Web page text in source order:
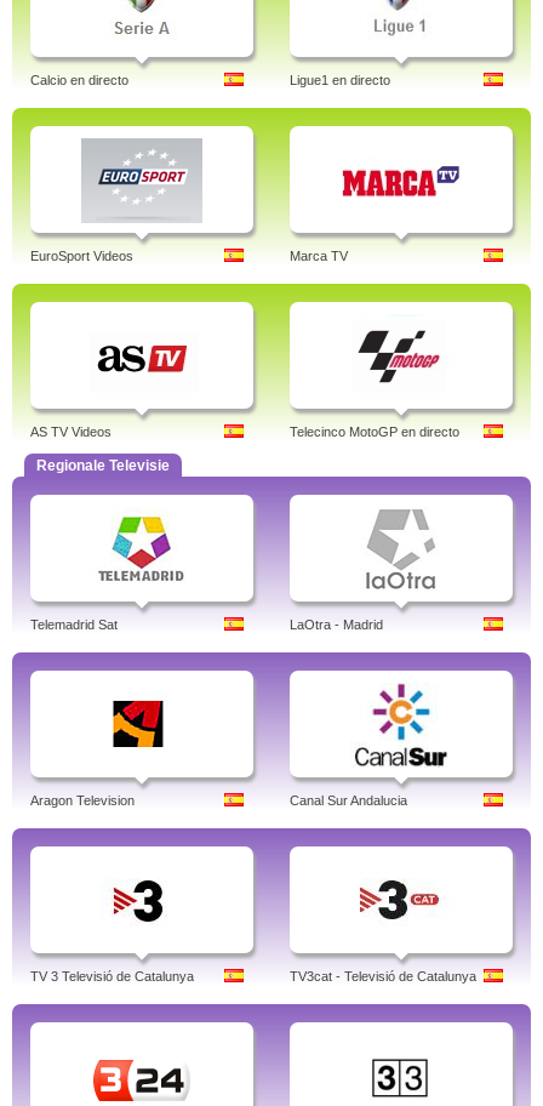
Calcio en directo Ligue1 en directo
EuroSport Videos Marca TV
AS TV Videos Telecinco MotoGP en directo
Regionale Televisie
Telemadrid Sat LaOtra - Madrid
Aragon Television Canal Sur Andalucia
TV 3 Televisió de Catalunya TV3cat - Televisió de Catalunya